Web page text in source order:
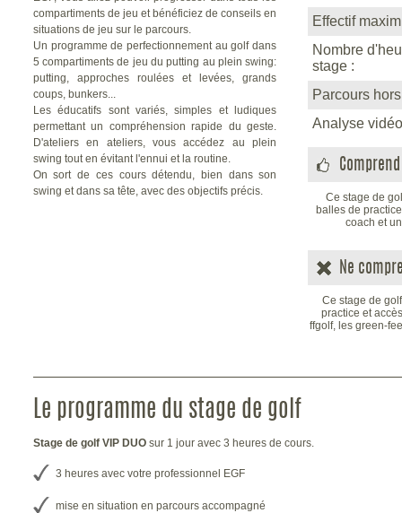
Effectif
Nombre
stage :
Parcours
Analyse
Ce stage de
balles de
coach et
Ne
Ce stage de
practice et
ffgolf, les green-
compartiments de jeu et bénéficiez de conseils en
situations de jeu sur le parcours.
Un programme de perfectionnement au golf dans
5 compartiments de jeu du putting au plein swing:
putting, approches roulées et levées, grands
coups, bunkers...
Les éducatifs sont variés, simples et ludiques
permettant un compréhension rapide du geste.
D'ateliers en ateliers, vous accédez au plein
swing tout en évitant l'ennui et la routine.
On sort de ces cours détendu, bien dans son
swing et dans sa tête, avec des objectifs précis.
Le programme du stage de golf
Stage de golf VIP DUO sur 1 jour avec 3 heures de cours.
3 heures avec votre professionnel EGF
mise en situation en parcours accompagné